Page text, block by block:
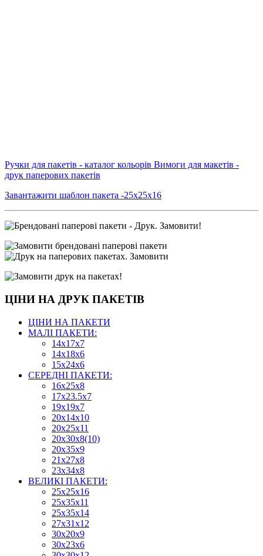
Ручки для пакетів - каталог кольорів Вимоги для макетів -
друк паперових пакетів
Завантажити шаблон пакета -25х25х16
ЦІНИ НА ДРУК ПАКЕТІВ
ЦІНИ НА ПАКЕТИ
МАЛІ ПАКЕТИ:
14х17х7
14х18х6
15х24х6
СЕРЕДНІ ПАКЕТИ:
16х25х8
17х23.5х7
19х19х7
20х14х10
20х25х11
20х30х8(10)
20х35х9
21х27х8
23х34х8
ВЕЛИКІ ПАКЕТИ:
25х25х16
25х35х11
25х35х14
27х31х12
30х20х9
30х23х6